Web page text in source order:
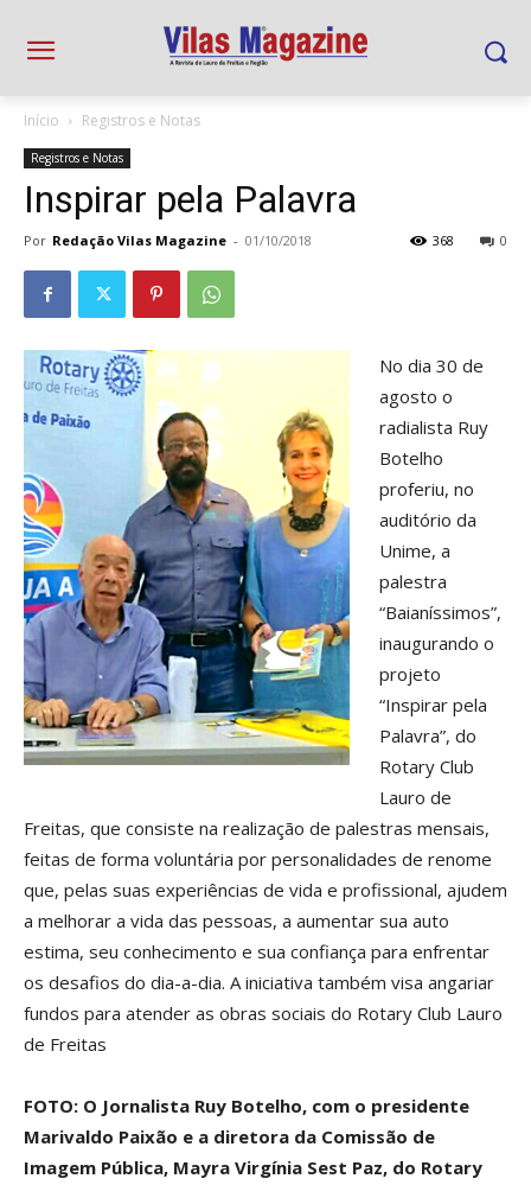
Início Registros e Notas
Registros e Notas
Inspirar pela Palavra
Por Redação Vilas Magazine - 01/10/2018 0
368
No dia 30 de
agosto o
radialista Ruy
Botelho
proferiu, no
auditório da
Unime, a
palestra
“Baianíssimos”,
inaugurando o
projeto
“Inspirar pela
Palavra”, do
Rotary Club
Lauro de
Freitas, que consiste na realização de palestras mensais,
feitas de forma voluntária por personalidades de renome
que, pelas suas experiências de vida e profissional, ajudem
a melhorar a vida das pessoas, a aumentar sua auto
estima, seu conhecimento e sua confiança para enfrentar
os desafios do dia-a-dia. A iniciativa também visa angariar
fundos para atender as obras sociais do Rotary Club Lauro
de Freitas
FOTO: O Jornalista Ruy Botelho, com o presidente
Marivaldo Paixão e a diretora da Comissão de
Imagem Pública, Mayra Virgínia Sest Paz, do Rotary